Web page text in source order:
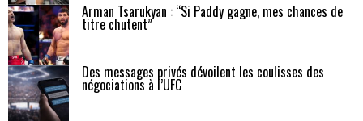
Arman Tsarukyan : “Si Paddy gagne, mes chances de
titre chutent”
Des messages privés dévoilent les coulisses des
négociations à l’UFC